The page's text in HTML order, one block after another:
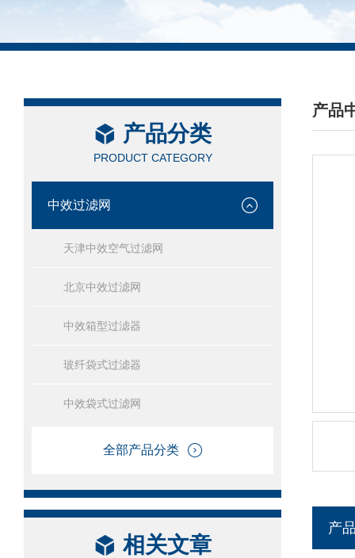
产品分类
PRODUCT CATEGORY
中效过滤网
天津中效空气过滤网
北京中效过滤网
中效箱型过滤器
玻纤袋式过滤器
中效袋式过滤网
全部产品分类
相关文章
产品
/
产